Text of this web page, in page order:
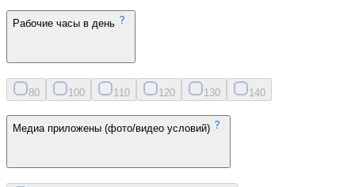
Рабочие часы в день
80 100 11 0 120 130 140
Медиа приложены (фото/видео условий)